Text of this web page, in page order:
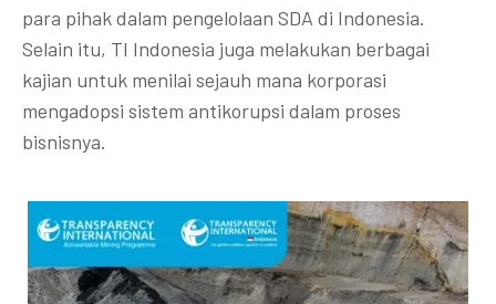
para pihak dalam pengelolaan SDA di Indonesia.
Selain itu, TI Indonesia juga melakukan berbagai
kajian untuk menilai sejauh mana korporasi
mengadopsi sistem antikorupsi dalam proses
bisnisnya.